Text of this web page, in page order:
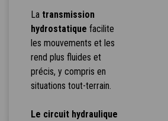
La transmission
hydrostatique facilite
les mouvements et les
rend plus fluides et
précis, y compris en
situations tout-terrain.
Le circuit hydraulique